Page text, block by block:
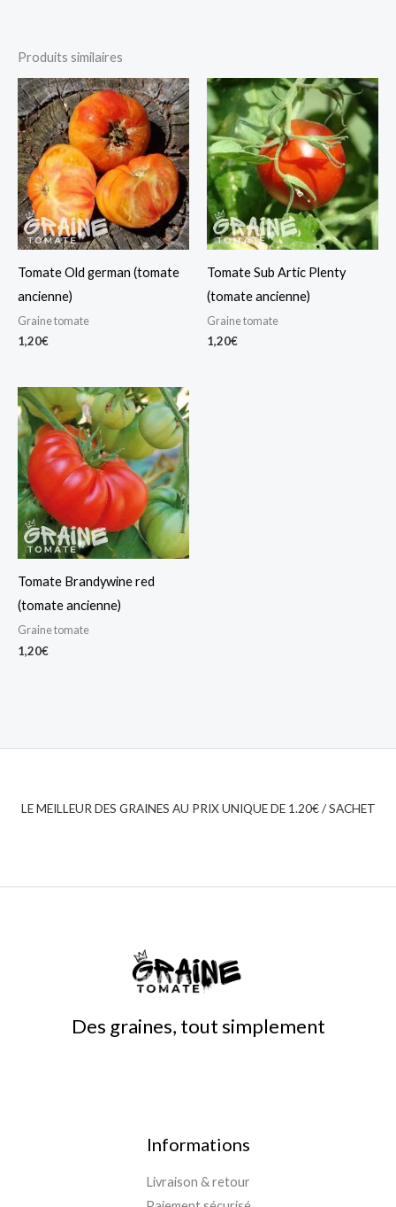
Produits similaires
Tomate Old german (tomate
ancienne)
Graine tomate
1,20€
Tomate Sub Artic Plenty
(tomate ancienne)
Graine tomate
1,20€
Tomate Brandywine red
(tomate ancienne)
Graine tomate
1,20€
LE MEILLEUR DES GRAINES AU PRIX UNIQUE DE 1.20€ / SACHET
Des graines, tout simplement
Informations
Livraison & retour